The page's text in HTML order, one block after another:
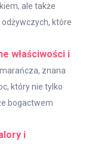
ale także
które
właściwości i
znana
który nie tylko
bogactwem
i